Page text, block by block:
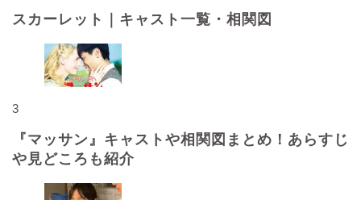
スカーレット｜キャスト一覧・相関図
3
『マッサン』キャストや相関図まとめ！あらすじ
や見どころも紹介